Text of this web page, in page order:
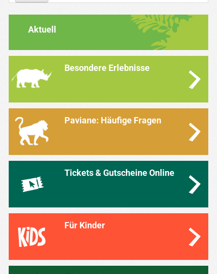
Aktuell
Besondere Erlebnisse
Paviane: Häufige Fragen
Tickets & Gutscheine Online
Für Kinder